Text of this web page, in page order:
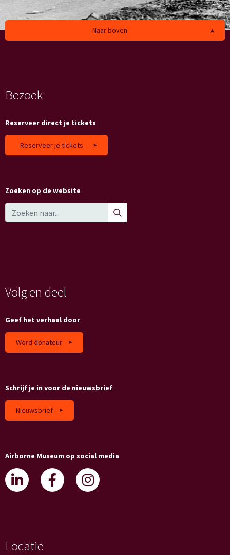
Naar boven
Bezoek
Reserveer direct je tickets
Reserveer je tickets
Zoeken op de website
Volg en deel
Geef het verhaal door
Word donateur
Schrijf je in voor de nieuwsbrief
Nieuwsbrief
Airborne Museum op social media
Locatie